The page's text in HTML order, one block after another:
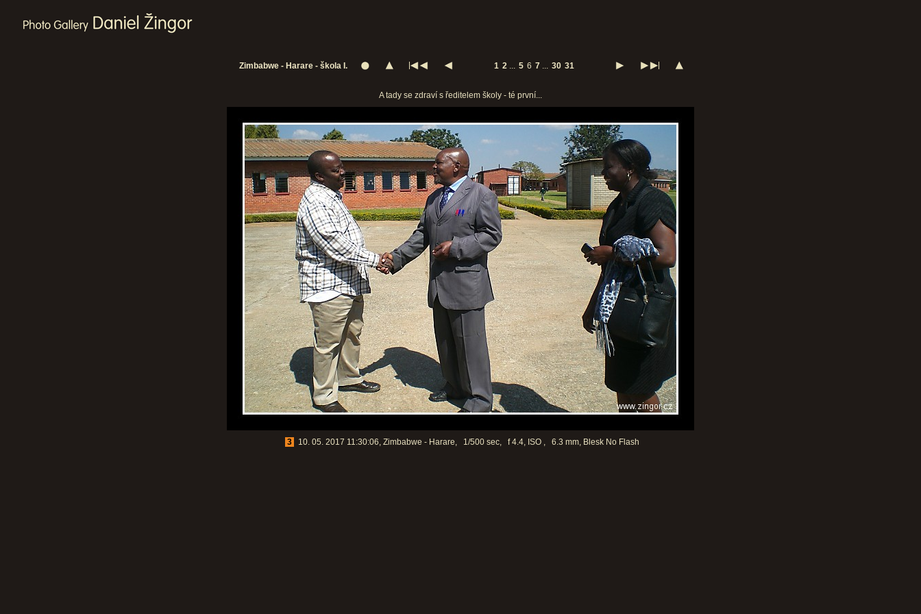
Zimbabwe - Harare - škola I. 1 2 ... 5 6 7 ... 30 31
A tady se zdraví s ředitelem školy - té první...
3 10. 05. 2017 11:30:06, Zimbabwe - Harare, 1/500 sec, f 4.4, ISO , 6.3 mm, Blesk No Flash